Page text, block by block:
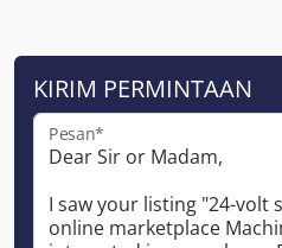
KIRIM PERMINTAAN
Pesan*